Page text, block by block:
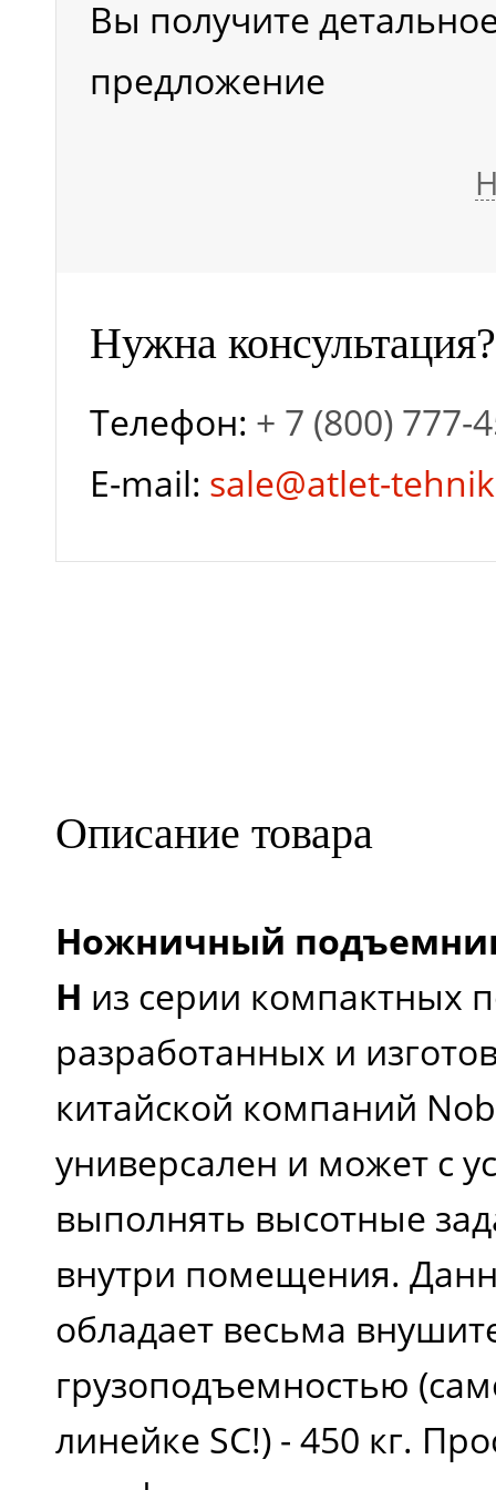
(мм)
(ограждение поднято)
Высота, ограждение
сложенном состоянии
Дорожный просвет,
поднятой платформе
Грузоподъемность (кг)
Скорость
сложенном состоянии
Скорость
Вы получите
предложение
Нужна консультация?
Телефон: + 7 (800) 777-
E-mail: sale@atlet-
Описание товара
Ножничный
H из серии компактных
разработанных и
китайской компаний
универсален и может с
выполнять высотные
внутри помещения.
обладает весьма
грузоподъемностью
линейке SC!) - 450 кг.